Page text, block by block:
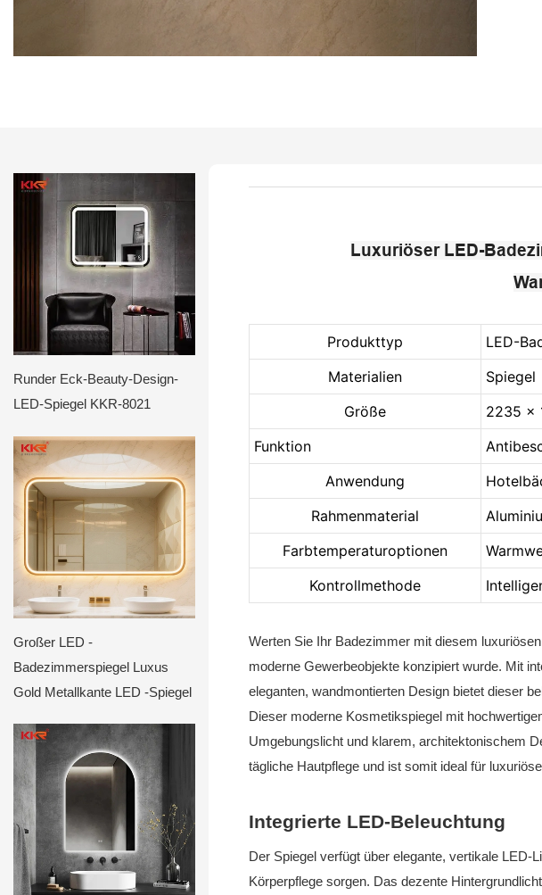
Runder Eck-Beauty-Design-
LED-Spiegel KKR-8021
Großer LED -
Badezimmerspiegel Luxus
Gold Metallkante LED -Spiegel
Luxuriöser LED-
Produkttyp
LED-
Materialien
Spiegel
Größe
2235 x
Funktion
Anwendung
Rahmenmaterial
Farbtemperaturoptionen
Kontrollmethode
Werten Sie Ihr Badezimmer mit diesem
moderne Gewerbeobjekte konzipiert wurde. Mit
eleganten, wandmontierten Design bietet dieser
Dieser moderne Kosmetikspiegel mit
Umgebungslicht und klarem, architektonischem
tägliche Hautpflege und ist somit ideal für
Integrierte LED-Beleuchtung
Der Spiegel verfügt über elegante, vertikale
Körperpflege sorgen. Das dezente